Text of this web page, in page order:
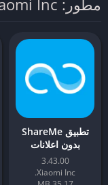
مطور: Xiaomi Inc.
تطبيق ShareMe
بدون اعلانات
3.43.00
Xiaomi Inc.